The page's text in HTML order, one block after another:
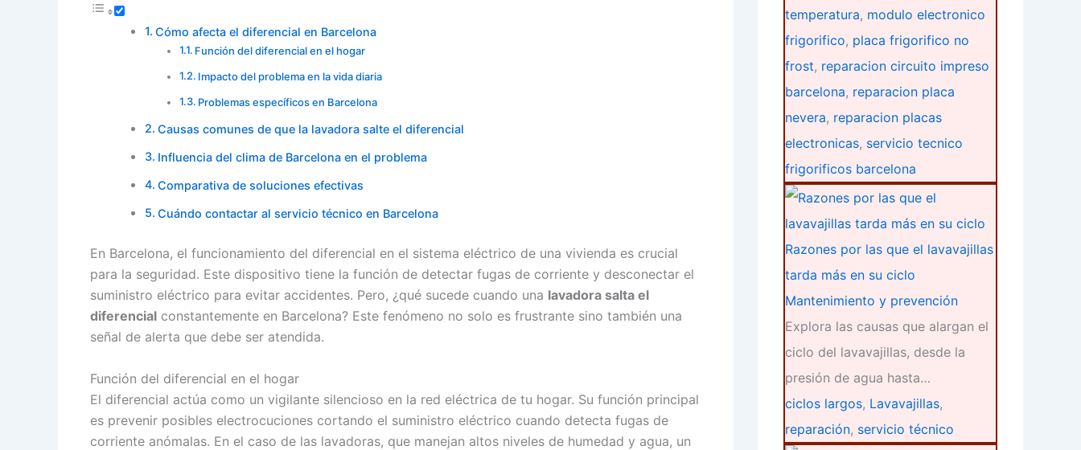
Cómo afecta el diferencial en Barcelona
Función del diferencial en el hogar
Impacto del problema en la vida diaria
Problemas específicos en Barcelona
Causas comunes de que la lavadora salte el diferencial
Influencia del clima de Barcelona en el problema
Comparativa de soluciones efectivas
Cuándo contactar al servicio técnico en Barcelona
En Barcelona, el funcionamiento del diferencial en el sistema eléctrico de una vivienda es crucial
para la seguridad. Este dispositivo tiene la función de detectar fugas de corriente y desconectar el
suministro eléctrico para evitar accidentes. Pero, ¿qué sucede cuando una lavadora salta el
diferencial constantemente en Barcelona? Este fenómeno no solo es frustrante sino también una
señal de alerta que debe ser atendida.
Función del diferencial en el hogar
El diferencial actúa como un vigilante silencioso en la red eléctrica de tu hogar. Su función principal
es prevenir posibles electrocuciones cortando el suministro eléctrico cuando detecta fugas de
corriente anómalas. En el caso de las lavadoras, que manejan altos niveles de humedad y agua, un
temperatura, modulo electronico
frigorifico, placa frigorifico no
frost, reparacion circuito impreso
barcelona, reparacion placa
nevera, reparacion placas
electronicas, servicio tecnico
frigorificos barcelona
Razones por las que el lavavajillas
tarda más en su ciclo
Mantenimiento y prevención
Explora las causas que alargan el
ciclo del lavavajillas, desde la
presión de agua hasta…
ciclos largos, Lavavajillas,
reparación, servicio técnico